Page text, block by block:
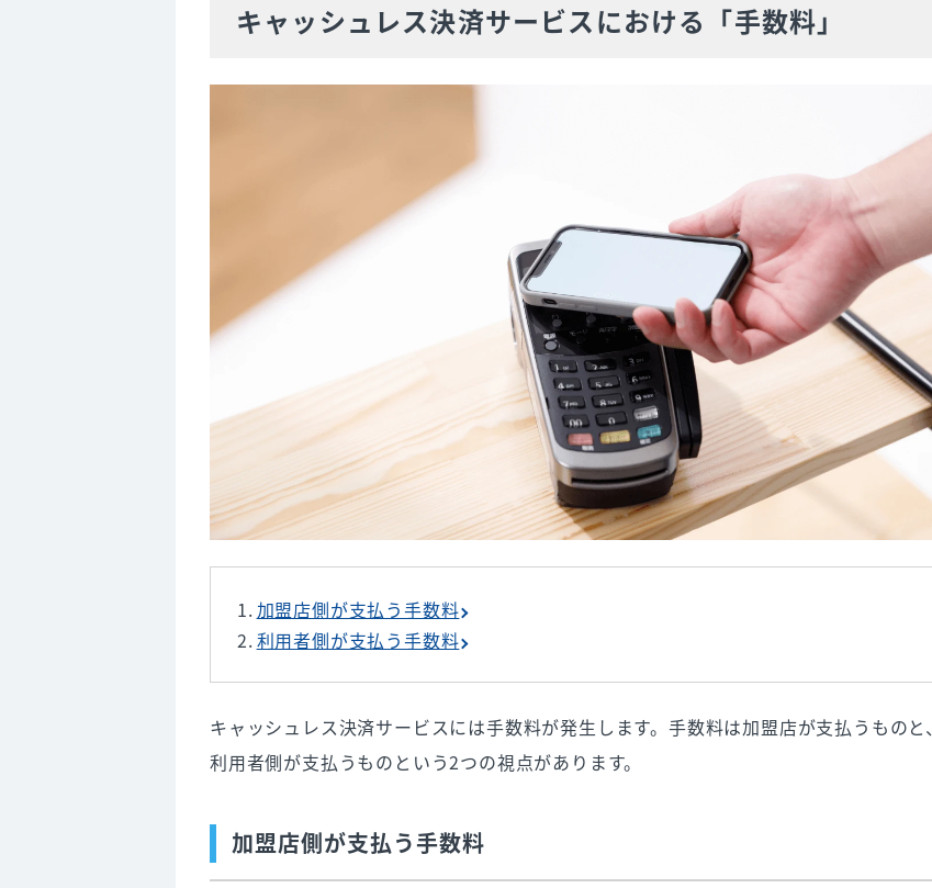
導入コストがかかる
6. キャッシュレス決済を導入する際の契約方法
7. キャッシュレス決済サービスのおすすめ5社の比較一覧
USEN PAYシリーズ
Square
STORES決済
AirPAY
8. キャッシュレス決済の導入には補助金の活用がおすすめ！
9. コストをかけてでも導入したいキャッシュレス決済！
キャッシュレス決済サービスにおける「手数料」
加盟店側が支払う手数料
利用者側が支払う手数料
キャッシュレス決済サービスには手数料が発生します。手数料は加盟店が支払うものと、
利用者側が支払うものという2つの視点があります。
加盟店側が支払う手数料